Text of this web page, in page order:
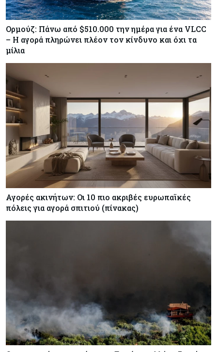
Ορμούζ: Πάνω από $510.000 την ημέρα για ένα VLCC
– Η αγορά πληρώνει πλέον τον κίνδυνο και όχι τα
μίλια
Αγορές ακινήτων: Οι 10 πιο ακριβές ευρωπαϊκές
πόλεις για αγορά σπιτιού (πίνακας)